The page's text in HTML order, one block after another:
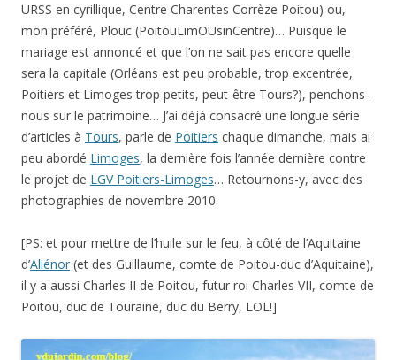
URSS en cyrillique, Centre Charentes Corrèze Poitou) ou,
mon préféré, Plouc (PoitouLimOUsinCentre)… Puisque le
mariage est annoncé et que l’on ne sait pas encore quelle
sera la capitale (Orléans est peu probable, trop excentrée,
Poitiers et Limoges trop petits, peut-être Tours?), penchons-
nous sur le patrimoine… J’ai déjà consacré une longue série
d’articles à Tours, parle de Poitiers chaque dimanche, mais ai
peu abordé Limoges, la dernière fois l’année dernière contre
le projet de LGV Poitiers-Limoges… Retournons-y, avec des
photographies de novembre 2010.
[PS: et pour mettre de l’huile sur le feu, à côté de l’Aquitaine
d’Aliénor (et des Guillaume, comte de Poitou-duc d’Aquitaine),
il y a aussi Charles II de Poitou, futur roi Charles VII, comte de
Poitou, duc de Touraine, duc du Berry, LOL!]